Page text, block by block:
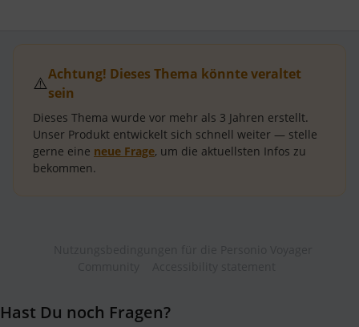
⚠️Achtung! Dieses Thema könnte veraltet
sein
Dieses Thema wurde vor mehr als 3 Jahren erstellt.
Unser Produkt entwickelt sich schnell weiter — stelle
gerne eine neue Frage, um die aktuellsten Infos zu
bekommen.
Hast Du noch Fragen?